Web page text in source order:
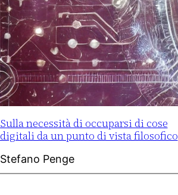
Sulla necessità di occuparsi di cose
digitali da un punto di vista filosofico
Stefano Penge